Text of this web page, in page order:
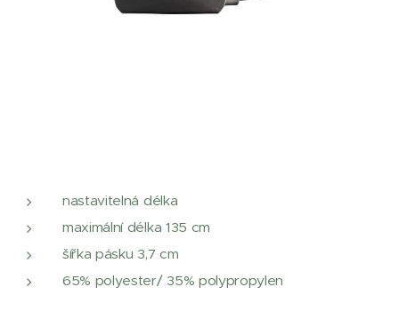
nastavitelná délka
maximální délka 135 cm
šířka pásku 3,7 cm
65% polyester/ 35% polypropylen